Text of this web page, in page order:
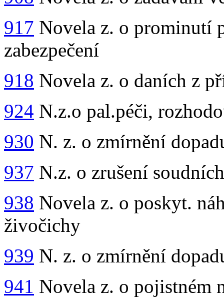
917 Novela z. o prominutí
zabezpečení
918 Novela z. o daních z
924 N.z.o pal.péči,
930 N. z. o zmírnění
937 N.z. o zrušení
938 Novela z. o poskyt.
živočichy
939 N. z. o zmírnění
941 Novela z. o pojistném